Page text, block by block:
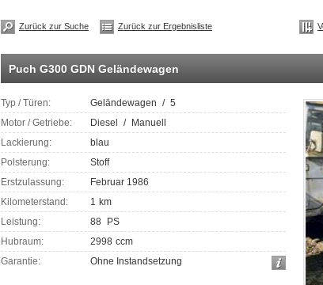
Puch G300 GDN Geländewagen
Typ / Türen: Geländewagen / 5
Motor / Getriebe:
Diesel / Manuell
Lackierung:
blau
Polsterung:
Stoff
Erstzulassung:
Februar 1986
Kilometerstand:
1 km
Leistung:
88
PS
Hubraum:
2998 ccm
Garantie:
Ohne Instandsetzung
Zurück zur Suche Zurück zur Ergebnisliste